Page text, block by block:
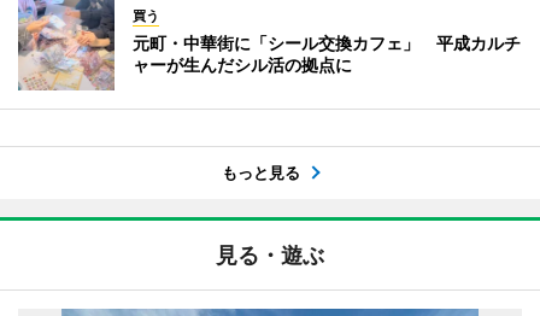
買う
元町・中華街に「シール交換カフェ」 平成カルチ
ャーが生んだシル活の拠点に
もっと見る
見る・遊ぶ